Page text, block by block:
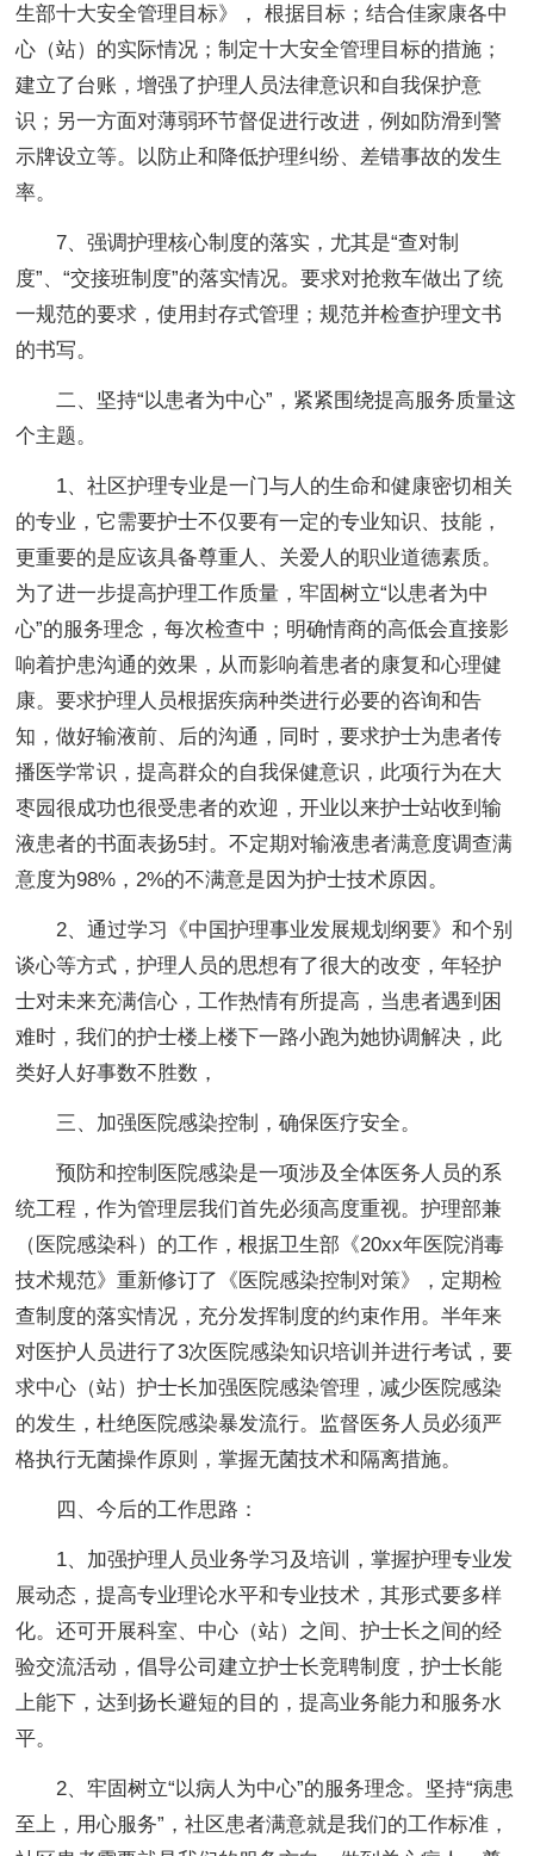
生部十大安全管理目标》， 根据目标；结合佳家康各中
心（站）的实际情况；制定十大安全管理目标的措施；
建立了台账，增强了护理人员法律意识和自我保护意
识；另一方面对薄弱环节督促进行改进，例如防滑到警
示牌设立等。以防止和降低护理纠纷、差错事故的发生
率。
7、强调护理核心制度的落实，尤其是“查对制
度”、“交接班制度”的落实情况。要求对抢救车做出了统
一规范的要求，使用封存式管理；规范并检查护理文书
的书写。
二、坚持“以患者为中心”，紧紧围绕提高服务质量这
个主题。
1、社区护理专业是一门与人的生命和健康密切相关
的专业，它需要护士不仅要有一定的专业知识、技能，
更重要的是应该具备尊重人、关爱人的职业道德素质。
为了进一步提高护理工作质量，牢固树立“以患者为中
心”的服务理念，每次检查中；明确情商的高低会直接影
响着护患沟通的效果，从而影响着患者的康复和心理健
康。要求护理人员根据疾病种类进行必要的咨询和告
知，做好输液前、后的沟通，同时，要求护士为患者传
播医学常识，提高群众的自我保健意识，此项行为在大
枣园很成功也很受患者的欢迎，开业以来护士站收到输
液患者的书面表扬5封。不定期对输液患者满意度调查满
意度为98%，2%的不满意是因为护士技术原因。
2、通过学习《中国护理事业发展规划纲要》和个别
谈心等方式，护理人员的思想有了很大的改变，年轻护
士对未来充满信心，工作热情有所提高，当患者遇到困
难时，我们的护士楼上楼下一路小跑为她协调解决，此
类好人好事数不胜数，
三、加强医院感染控制，确保医疗安全。
预防和控制医院感染是一项涉及全体医务人员的系
统工程，作为管理层我们首先必须高度重视。护理部兼
（医院感染科）的工作，根据卫生部《20xx年医院消毒
技术规范》重新修订了《医院感染控制对策》，定期检
查制度的落实情况，充分发挥制度的约束作用。半年来
对医护人员进行了3次医院感染知识培训并进行考试，要
求中心（站）护士长加强医院感染管理，减少医院感染
的发生，杜绝医院感染暴发流行。监督医务人员必须严
格执行无菌操作原则，掌握无菌技术和隔离措施。
四、今后的工作思路：
1、加强护理人员业务学习及培训，掌握护理专业发
展动态，提高专业理论水平和专业技术，其形式要多样
化。还可开展科室、中心（站）之间、护士长之间的经
验交流活动，倡导公司建立护士长竞聘制度，护士长能
上能下，达到扬长避短的目的，提高业务能力和服务水
平。
2、牢固树立“以病人为中心”的服务理念。坚持“病患
至上，用心服务”，社区患者满意就是我们的工作标准，